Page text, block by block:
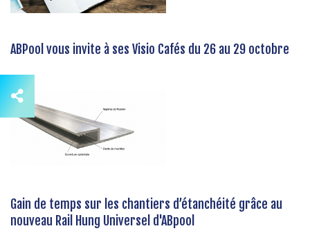
ABPool vous invite à ses Visio Cafés du 26 au 29 octobre
Gain de temps sur les chantiers d’étanchéité grâce au
nouveau Rail Hung Universel d'ABpool